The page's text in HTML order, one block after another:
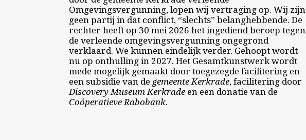
Omgevingsvergunning, lopen wij vertraging op. Wij zijn
geen partij in dat conflict, “slechts” belanghebbende. De
rechter heeft op 30 mei 2026 het ingediend beroep tegen
de verleende omgevingsvergunning ongegrond
verklaard. We kunnen eindelijk verder. Gehoopt wordt
nu op onthulling in 2027. Het Gesamtkunstwerk wordt
mede mogelijk gemaakt door toegezegde facilitering en
een subsidie van de gemeente Kerkrade, facilitering door
Discovery MuseumKerkrade en een donatie van de
Coöperatieve Rabobank.